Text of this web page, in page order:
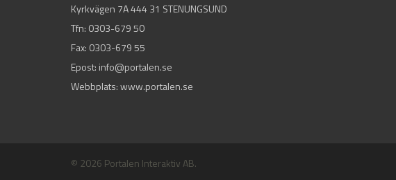
Kyrkvägen 7A 444 31 STENUNGSUND
Tfn: 0303-679 50
Fax: 0303-679 55
Epost: info@portalen.se
Webbplats: www.portalen.se
© 2026 Portalen Interaktiv AB.